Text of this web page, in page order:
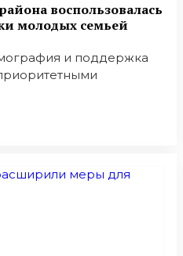
воспользовалась
молодых семьей
и поддержка